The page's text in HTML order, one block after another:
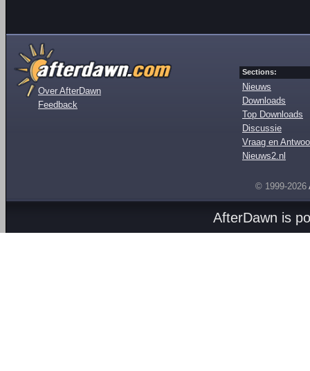
Over AfterDawn
Feedback
Sections:
Nieuws
Downloads
Top Downloads
Discussie
Vraag en
Nieuws2.nl
© 1999-2026
AfterDawn is